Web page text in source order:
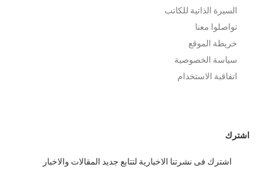
السيرة الذاتية للكاتب
تواصلوا معنا
خريطة الموقع
سياسة الخصوصية
اتفاقبة الاستخدام
اشترك
اشترك فى نشرتنا الاخبارية لتتابع جديد المقالات والاخبار